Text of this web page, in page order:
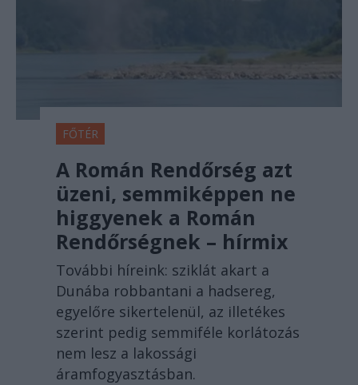
FŐTÉR
A Román Rendőrség azt
üzeni, semmiképpen ne
higgyenek a Román
Rendőrségnek – hírmix
További híreink: sziklát akart a
Dunába robbantani a hadsereg,
egyelőre sikertelenül, az illetékes
szerint pedig semmiféle korlátozás
nem lesz a lakossági
áramfogyasztásban.